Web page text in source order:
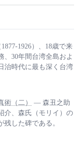
1926）、18歳で来
、30年間台湾全島およ
治時代に最も深く台湾
（二）
— 森丑之助
介、森氏（モリイ）の
した碑である。